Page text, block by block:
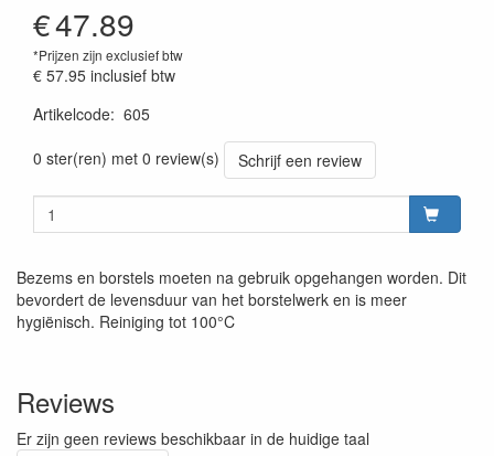
€47.89
*Prijzen zijn exclusief btw
€ 57.95 inclusief btw
Artikelcode: 605
0 ster(ren) met 0 review(s)
Schrijf een review
Bezems en borstels moeten na gebruik opgehangen worden. Dit
bevordert de levensduur van het borstelwerk en is meer
hygiënisch. Reiniging tot 100°C
Reviews
Er zijn geen reviews beschikbaar in de huidige taal